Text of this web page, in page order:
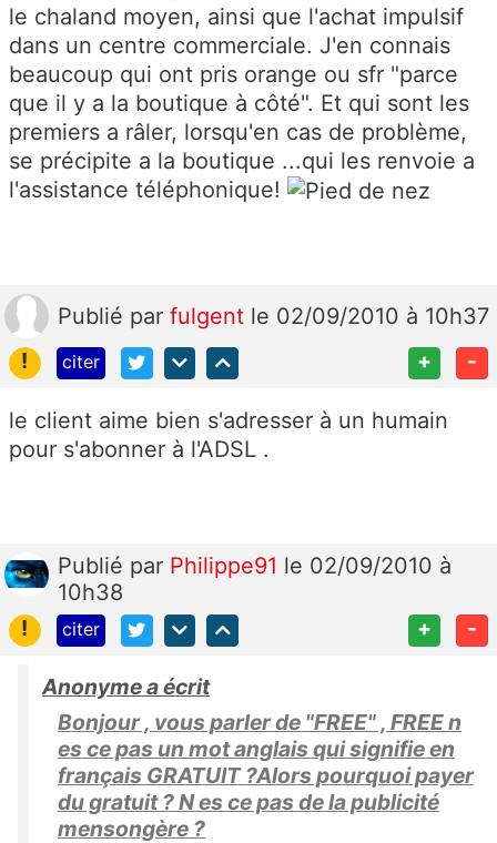
le chaland moyen, ainsi que l'achat impulsif
dans un centre commerciale. J'en connais
beaucoup qui ont pris orange ou sfr "parce
que il y a la boutique à côté". Et qui sont les
premiers a râler, lorsqu'en cas de problème,
se précipite a la boutique ...qui les renvoie a
l'assistance téléphonique!
Publié par fulgent le 02/09/2010 à 10h37
!
citer + -
le client aime bien s'adresser à un humain
pour s'abonner à l'ADSL .
Publié par Philippe91 le 02/09/2010 à
10h38
!
citer + -
Anonyme a écrit
Bonjour , vous parler de "FREE" , FREE n
es ce pas un mot anglais qui signifie en
français GRATUIT ?Alors pourquoi payer
du gratuit ? N es ce pas de la publicité
mensongère ?